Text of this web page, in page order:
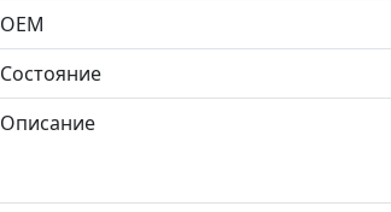
ОЕМ
Состояние
Описание